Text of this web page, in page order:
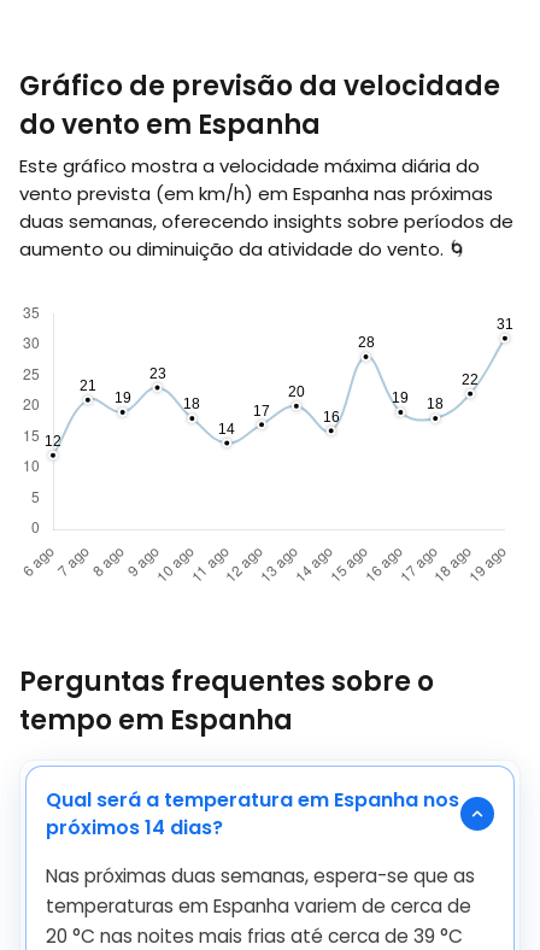
Gráfico de previsão da velocidade
do vento em Espanha
Este gráfico mostra a velocidade máxima diária do
vento prevista (em km/h) em Espanha nas próximas
duas semanas, oferecendo insights sobre períodos de
aumento ou diminuição da atividade do vento. 🌀
Perguntas frequentes sobre o
tempo em Espanha
Qual será a temperatura em Espanha nos
próximos 14 dias?
Nas próximas duas semanas, espera-se que as
temperaturas em Espanha variem de cerca de
20 °C nas noites mais frias até cerca de 39 °C